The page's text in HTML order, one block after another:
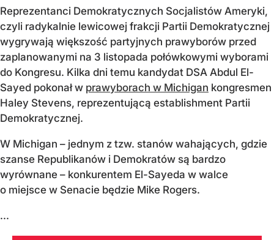
Reprezentanci Demokratycznych Socjalistów Ameryki,
czyli radykalnie lewicowej frakcji Partii Demokratycznej
wygrywają większość partyjnych prawyborów przed
zaplanowanymi na 3 listopada połówkowymi wyborami
do Kongresu. Kilka dni temu kandydat DSA Abdul El-
Sayed pokonał w prawyborach w Michigan kongresmen
Haley Stevens, reprezentującą establishment Partii
Demokratycznej.
W Michigan – jednym z tzw. stanów wahających, gdzie
szanse Republikanów i Demokratów są bardzo
wyrównane – konkurentem El-Sayeda w walce
o miejsce w Senacie będzie Mike Rogers.
...